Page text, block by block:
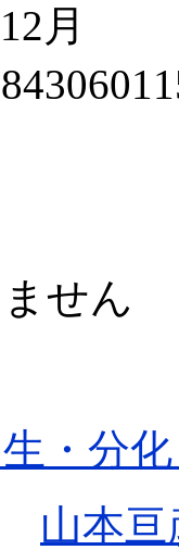
月
せん
・分
山本亘